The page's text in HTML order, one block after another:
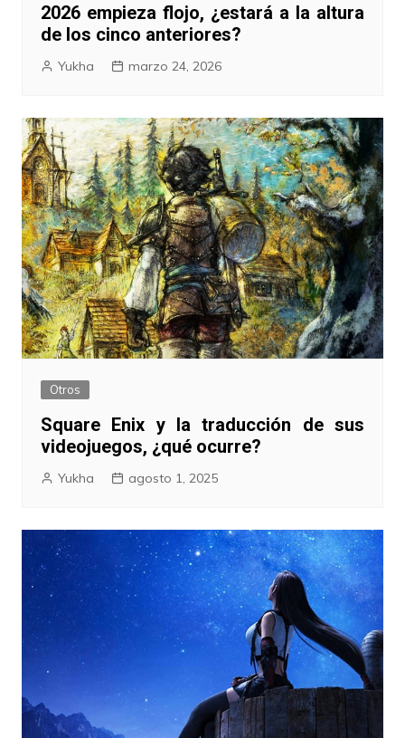
2026 empieza flojo, ¿estará a la altura
de los cinco anteriores?
Yukha marzo 24, 2026
Otros
Square Enix y la traducción de sus
videojuegos, ¿qué ocurre?
Yukha agosto 1, 2025